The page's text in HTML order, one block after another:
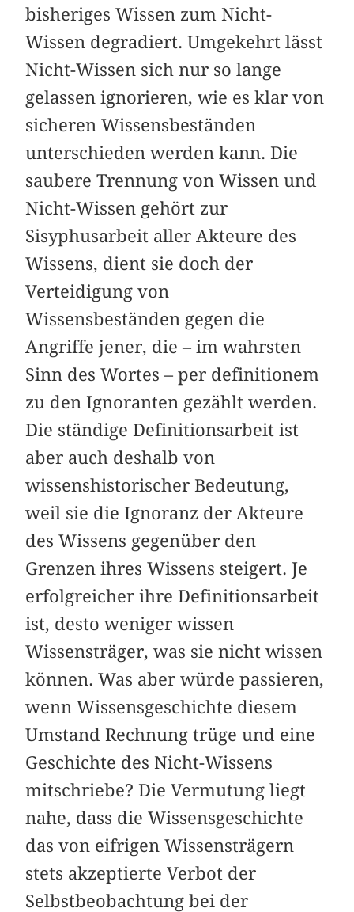
bisheriges Wissen zum Nicht-
Wissen degradiert. Umgekehrt lässt
Nicht-Wissen sich nur so lange
gelassen ignorieren, wie es klar von
sicheren Wissensbeständen
unterschieden werden kann. Die
saubere Trennung von Wissen und
Nicht-Wissen gehört zur
Sisyphusarbeit aller Akteure des
Wissens, dient sie doch der
Verteidigung von
Wissensbeständen gegen die
Angriffe jener, die – im wahrsten
Sinn des Wortes – per definitionem
zu den Ignoranten gezählt werden.
Die ständige Definitionsarbeit ist
aber auch deshalb von
wissenshistorischer Bedeutung,
weil sie die Ignoranz der Akteure
des Wissens gegenüber den
Grenzen ihres Wissens steigert. Je
erfolgreicher ihre Definitionsarbeit
ist, desto weniger wissen
Wissensträger, was sie nicht wissen
können. Was aber würde passieren,
wenn Wissensgeschichte diesem
Umstand Rechnung trüge und eine
Geschichte des Nicht-Wissens
mitschriebe? Die Vermutung liegt
nahe, dass die Wissensgeschichte
das von eifrigen Wissensträgern
stets akzeptierte Verbot der
Selbstbeobachtung bei der